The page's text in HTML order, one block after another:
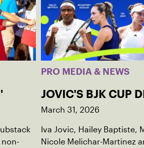
non-
PRO MEDIA & NEWS
JOVIC'S BJK CUP
March 31, 2026
Iva Jovic, Hailey Baptiste,
Nicole Melichar-Martinez